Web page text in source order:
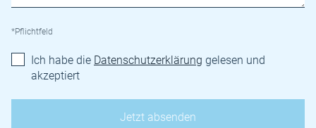
*Pflichtfeld
Ich habe die Datenschutzerklärung gelesen und
akzeptiert